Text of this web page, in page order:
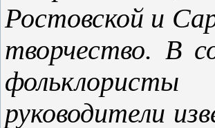
Ростовской и
творчество. В
руководители